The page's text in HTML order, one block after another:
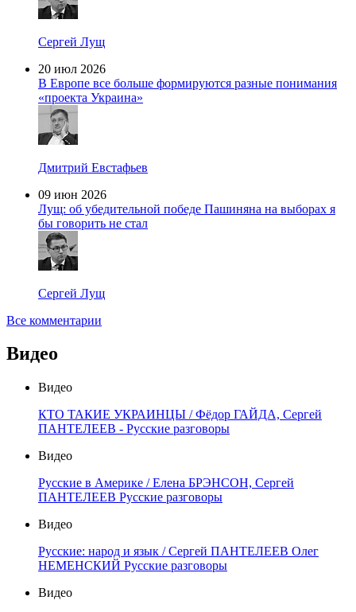
Сергей Лущ
20 июл 2026
В Европе все больше формируются разные понимания
«проекта Украина»
Дмитрий Евстафьев
09 июн 2026
Лущ: об убедительной победе Пашиняна на выборах я
бы говорить не стал
Сергей Лущ
Все комментарии
Видео
Видео
КТО ТАКИЕ УКРАИНЦЫ / Фёдор ГАЙДА, Сергей
ПАНТЕЛЕЕВ - Русские разговоры
Видео
Русские в Америке / Елена БРЭНСОН, Сергей
ПАНТЕЛЕЕВ Русские разговоры
Видео
Русские: народ и язык / Сергей ПАНТЕЛЕЕВ Олег
НЕМЕНСКИЙ Русские разговоры
Видео